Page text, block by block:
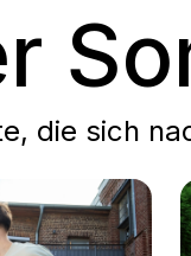
die sich